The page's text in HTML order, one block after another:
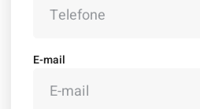
E-mail